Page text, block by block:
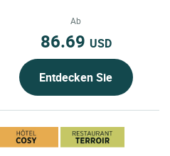
Cantal, am Ufer der...
Ab
86.69 USD
Entdecken Sie